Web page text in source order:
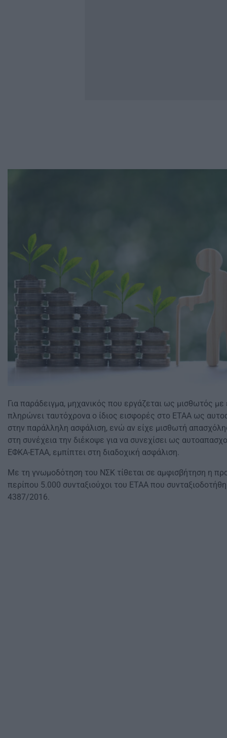
Για παράδειγμα, μηχανικός που εργάζεται ως μισθωτός
πληρώνει ταυτόχρονα ο ίδιος εισφορές στο ΕΤΑΑ ως
στην παράλληλη ασφάλιση, ενώ αν είχε μισθωτή
στη συνέχεια την διέκοψε για να συνεχίσει ως
ΕΦΚΑ-ΕΤΑΑ, εμπίπτει στη διαδοχική ασφάλιση.
Με τη γνωμοδότηση του ΝΣΚ τίθεται σε αμφισβήτηση η
περίπου 5.000 συνταξιούχοι του ΕΤΑΑ που
4387/2016.